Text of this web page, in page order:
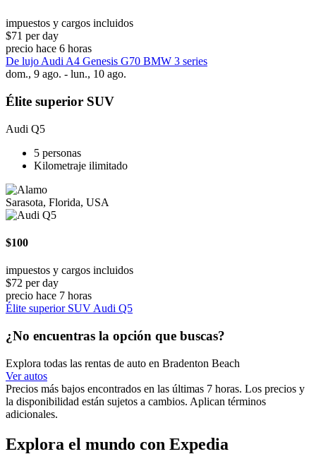
impuestos y cargos incluidos
$71 per day
precio hace 6 horas
De lujo Audi A4 Genesis G70 BMW 3 series
dom., 9 ago. - lun., 10 ago.
Élite superior SUV
Audi Q5
5 personas
Kilometraje ilimitado
Sarasota, Florida, USA
$100
impuestos y cargos incluidos
$72 per day
precio hace 7 horas
Élite superior SUV Audi Q5
¿No encuentras la opción que buscas?
Explora todas las rentas de auto en Bradenton Beach
Ver autos
Precios más bajos encontrados en las últimas 7 horas. Los precios y
la disponibilidad están sujetos a cambios. Aplican términos
adicionales.
Explora el mundo con Expedia